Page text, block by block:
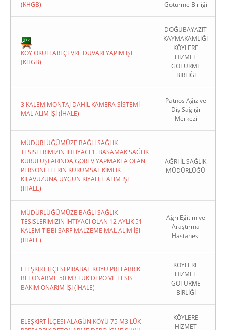
(KHGB)
Götürme Birliği
KÖY OKULLARI ÇEVRE DUVARI YAPIM İŞI
(KHGB)
DOĞUBAYAZIT
KAYMAKAMLIĞI
KÖYLERE
HİZMET
GÖTÜRME
BİRLİĞİ
3 KALEM MONTAJ DAHİL KAMERA SİSTEMİ
MAL ALIM İŞİ (İHALE)
Patnos Ağız ve
Diş Sağlığı
Merkezi
MÜDÜRLÜĞÜMÜZE BAĞLI SAĞLIK
TESISLERIMIZIN İHTIYACI 1. BASAMAK SAĞLIK
KURULUŞLARINDA GÖREV YAPMAKTA OLAN
PERSONELLERIN KURUMSAL KIMLIK
KILAVUZUNA UYGUN KIYAFET ALIM İŞI
(İHALE)
AĞRI İL SAĞLIK
MÜDÜRLÜĞÜ
MÜDÜRLÜĞÜMÜZE BAĞLI SAĞLIK
TESISLERIMIZIN İHTIYACI OLAN 12 AYLIK 51
KALEM TIBBI SARF MALZEME MAL ALIM İŞI
(İHALE)
Ağrı Eğitim ve
Araştırma
Hastanesi
ELEŞKIRT İLÇESI PIRABAT KÖYÜ PREFABRIK
BETONARME 50 M3 LÜK DEPO VE TESIS
BAKIM ONARIM İŞI (İHALE)
KÖYLERE
HİZMET
GÖTÜRME
BİRLİĞİ
ELEŞKIRT İLÇESI ALAGÜN KÖYÜ 75 M3 LÜK
KÖYLERE
HİZMET